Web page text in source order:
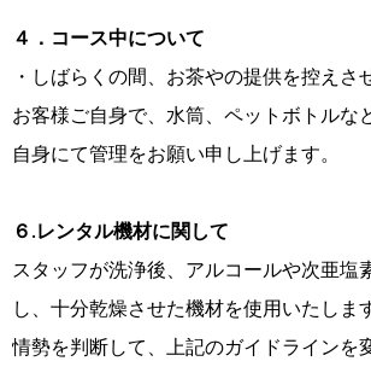
４．コース中について
・しばらくの間、お茶やの提供を控えさ
お客様ご自身で、水筒、ペットボトルな
自身にて管理をお願い申し上げます。
６.レンタル機材に関して
スタッフが洗浄後、アルコールや次亜塩
し、十分乾燥させた機材を使用いたしま
情勢を判断して、上記のガイドラインを